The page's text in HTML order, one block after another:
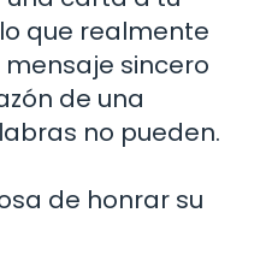
que realmente
sincero
de una
no pueden.
de honrar su